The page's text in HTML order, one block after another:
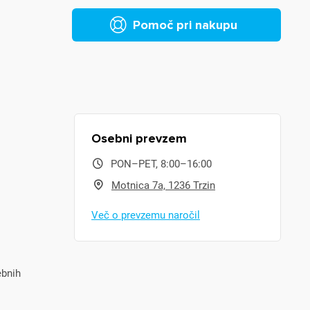
Pomoč pri nakupu
Osebni prevzem
PON–PET, 8:00–16:00
Motnica 7a, 1236 Trzin
Več o prevzemu naročil